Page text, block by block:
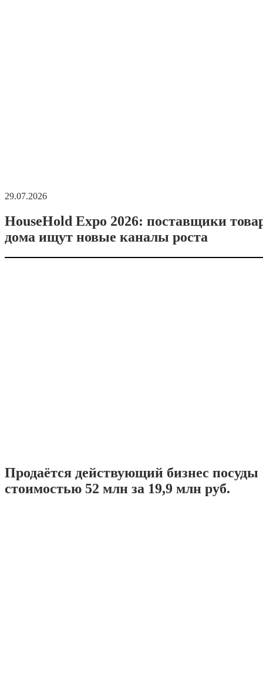
29.07.2026
HouseHold Expo 2026: поставщики
дома ищут новые каналы роста
Продаётся действующий бизнес посуды
стоимостью 52 млн за 19,9 млн руб.